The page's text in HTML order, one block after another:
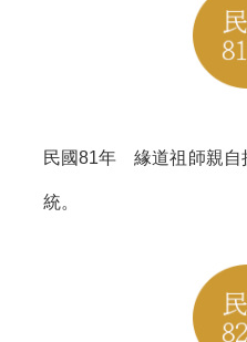
民國81年 緣道祖師親
統。